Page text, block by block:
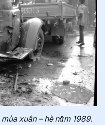
xuân – hè năm 1989.